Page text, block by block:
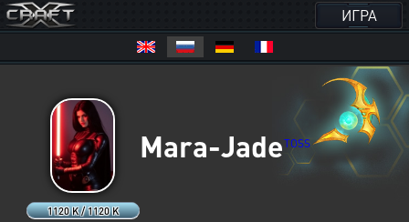
ИГРА
1120 K / 1120 K
Mara-JadeTOSS